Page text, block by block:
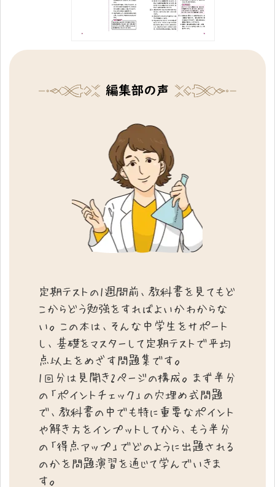
定期テストの1週間前、教科書を見てもど
こからどう勉強をすればよいかわからな
い。この本は、そんな中学生をサポート
し、基礎をマスターして定期テストで平均
点以上をめざす問題集です。
1回分は見開き2ページの構成。まず半分
の「ポイントチェック」の穴埋め式問題
で、教科書の中でも特に重要なポイント
や解き方をインプットしてから、もう半分
の「得点アップ」でどのように出題される
のかを問題演習を通じて学んでいきま
す。